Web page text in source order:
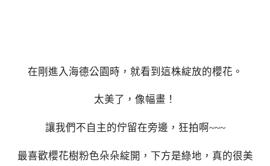
在剛進入海德公園時，就看到這株綻放的櫻花。
太美了，像幅畫！
讓我們不自主的佇留在旁邊，狂拍啊~~~
最喜歡櫻花樹粉色朵朵綻開，下方是綠地，真的很美